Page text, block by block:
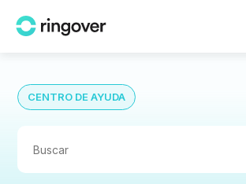
CENTRO DE AYUDA